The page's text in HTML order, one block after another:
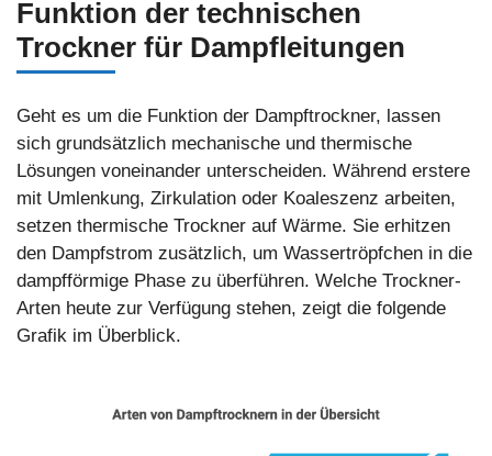
Funktion der technischen
Trockner für Dampfleitungen
Geht es um die Funktion der Dampftrockner, lassen
sich grundsätzlich mechanische und thermische
Lösungen voneinander unterscheiden. Während erstere
mit Umlenkung, Zirkulation oder Koaleszenz arbeiten,
setzen thermische Trockner auf Wärme. Sie erhitzen
den Dampfstrom zusätzlich, um Wassertröpfchen in die
dampfförmige Phase zu überführen. Welche Trockner-
Arten heute zur Verfügung stehen, zeigt die folgende
Grafik im Überblick.